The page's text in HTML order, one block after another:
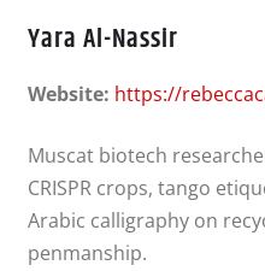
Yara Al-Nassir
Website: https://
Muscat biotech
CRISPR crops, tango
Arabic calligraphy on
penmanship.